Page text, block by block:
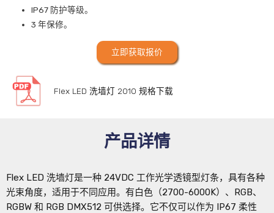
IP67 防护等级。
3 年保修。
立即获取报价
Flex LED 洗墙灯 2010 规格下载
产品详情
Flex LED 洗墙灯是一种 24VDC 工作光学透镜型灯条，具有各种
光束角度，适用于不同应用。有白色（2700-6000K）、RGB、
RGBW 和 RGB DMX512 可供选择。它不仅可以作为 IP67 柔性